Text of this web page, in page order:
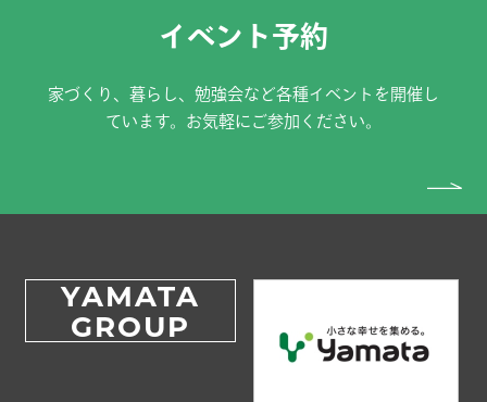
イベント予約
家づくり、暮らし、勉強会など各種イベントを開催し
ています。お気軽にご参加ください。
YAMATA
GROUP